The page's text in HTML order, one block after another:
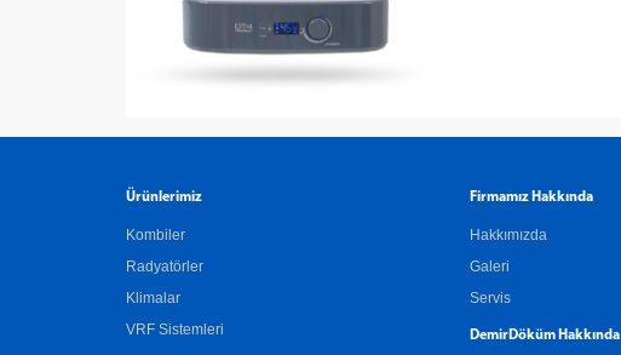
Ürünlerimiz
Kombiler
Radyatörler
Klimalar
VRF Sistemleri
Firmamız Hakkında
Hakkımızda
Galeri
Servis
DemirDöküm Hakkında